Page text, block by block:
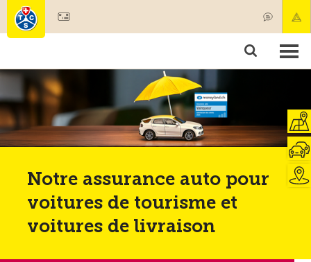
Membres & prestations
Tests, sécurité & santé
Notre assurance auto pour
voitures de tourisme et
voitures de livraison